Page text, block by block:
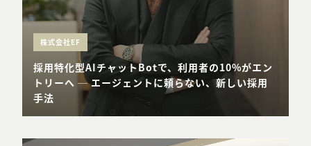
株式会社EF
採用特化型AIチャットBotで、利用者の10%がエン
トリーへ ─ エージェントに頼らない、新しい採用
手法